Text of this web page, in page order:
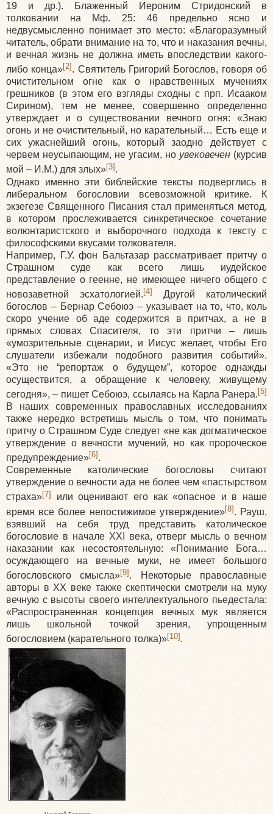
19 и др.). Блаженный Иероним Стридонский в
толковании на Мф. 25: 46 предельно ясно и
недвусмысленно понимает это место: «Благоразумный
читатель, обрати внимание на то, что и наказания вечны,
и вечная жизнь не должна иметь впоследствии какого-
либо конца»[2] . Святитель Григорий Богослов, говоря об
очистительном огне как о нравственных мучениях
грешников (в этом его взгляды сходны с прп. Исааком
Сирином), тем не менее, совершенно определенно
утверждает и о существовании вечного огня: «Знаю
огонь и не очистительный, но карательный… Есть еще и
сих ужаснейший огонь, который заодно действует с
червем неусыпающим, не угасим, но увековечен (курсив
мой – И.М.) для злых»[3].
Однако именно эти библейские тексты подверглись в
либеральном богословии всевозможной критике. К
экзегезе Священного Писания стал применяться метод,
в котором прослеживается синкретическое сочетание
волюнтаристского и выборочного подхода к тексту с
философскими вкусами толкователя.
Например, Г.У. фон Бальтазар рассматривает притчу о
Страшном суде как всего лишь иудейское
представление о геенне, не имеющее ничего общего с
новозаветной эсхатологией.[4]
Другой католический
богослов – Бернар Себоюэ – указывает на то, что, коль
скоро учение об аде содержится в притчах, а не в
прямых словах Спасителя, то эти притчи – лишь
«умозрительные сценарии, и Иисус желает, чтобы Его
слушатели избежали подобного развития событий».
«Это не “репортаж о будущем”, которое однажды
осуществится, а обращение к человеку, живущему
сегодня», – пишет Себоюэ, ссылаясь на Карла Ранера. [5]
В наших современных православных исследованиях
также нередко встретишь мысль о том, что понимать
притчу о Страшном Суде следует «не как догматическое
утверждение о вечности мучений, но как пророческое
предупреждение»[6] .
Современные католические богословы считают
утверждение о вечности ада не более чем «пастырством
страха»[7]
или оценивают его как «опасное и в наше
время все более непостижимое утверждение»[8]. Рауш,
взявший на себя труд представить католическое
богословие в начале XXI века, отверг мысль о вечном
наказании как несостоятельную: «Понимание Бога…
осуждающего на вечные муки, не имеет большого
богословского смысла»[9] . Некоторые православные
авторы в XX веке также скептически смотрели на муку
вечную с высоты своего интеллектуального пьедестала:
«Распространенная концепция вечных мук является
лишь школьной точкой зрения, упрощенным
богословием (карательного толка)»[10].